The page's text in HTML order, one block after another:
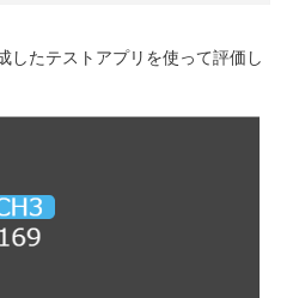
したテストアプリを使って評価し